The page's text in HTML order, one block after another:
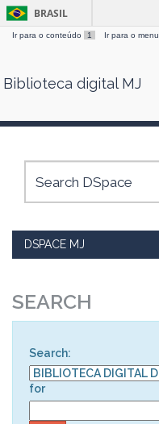
Skip
BRASIL
Ir para o conteúdo 1 Ir para o menu
Biblioteca digital MJ
DSPACE MJ
SEARCH
Search:
for